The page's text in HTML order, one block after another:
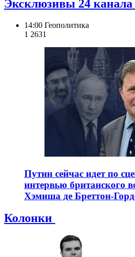
Эксклюзивы 24 канала
14:00 Геополитика
1 2631
Путин сейчас идет по
интервью британского
Хэмиша де Бреттон-
Колонки